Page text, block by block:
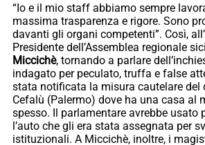
“Io e il mio staff abbiamo sempre
massima trasparenza e rigore. Sono
davanti gli organi competenti”. Così, all’
Presidente dell’Assemblea regionale
Miccichè, tornando a parlare
indagato per peculato, truffa e false
stata notificata la misura cautelare del
Cefalù (Palermo) dove ha una casa al
spesso. Il parlamentare avrebbe usato
l’auto che gli era stata assegnata per
istituzionali. A Miccichè, inoltre, i